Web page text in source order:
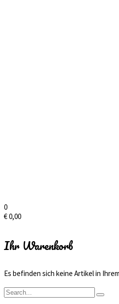
0
€0,00
Ihr Warenkorb
Es befinden sich keine Artikel in